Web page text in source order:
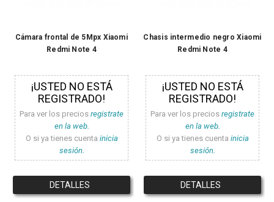
Cámara frontal de 5Mpx Xiaomi
Redmi Note 4
¡USTED NO ESTÁ
REGISTRADO!
Para ver los precios registrate
en la web.
O si ya tienes cuenta inicia
sesión.
DETALLES
Chasis intermedio negro Xiaomi
Redmi Note 4
¡USTED NO ESTÁ
REGISTRADO!
Para ver los precios registrate
en la web.
O si ya tienes cuenta inicia
sesión.
DETALLES